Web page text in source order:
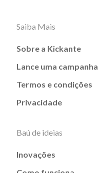
Saiba Mais
Sobre a Kickante
Lance uma campanha
Termos e condições
Privacidade
Baú de ideias
Inovações